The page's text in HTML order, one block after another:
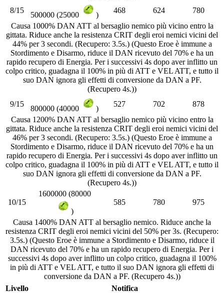
8/15
500000 (25000 )
468 624
780
Causa 1000% DAN ATT al bersaglio nemico più vicino entro la
gittata. Riduce anche la resistenza CRIT degli eroi nemici vicini del
44% per 3 secondi. (Recupero: 3.5s.) (Questo Eroe è immune a
Stordimento e Disarmo, riduce il DAN ricevuto del 70% e ha un
rapido recupero di Energia. Per i successivi 4s dopo aver inflitto un
colpo critico, guadagna il 100% in più di ATT e VEL ATT, e tutto il
suo DAN ignora gli effetti di conversione da DAN a PF.
(Recupero 4s.))
9/15
800000 (40000 )
527 702
878
Causa 1200% DAN ATT al bersaglio nemico più vicino entro la
gittata. Riduce anche la resistenza CRIT degli eroi nemici vicini del
46% per 3 secondi. (Recupero: 3.5s.) (Questo Eroe è immune a
Stordimento e Disarmo, riduce il DAN ricevuto del 70% e ha un
rapido recupero di Energia. Per i successivi 4s dopo aver inflitto un
colpo critico, guadagna il 100% in più di ATT e VEL ATT, e tutto il
suo DAN ignora gli effetti di conversione da DAN a PF.
(Recupero 4s.))
10/15
1600000 (80000
)
585 780 975
Causa 1400% DAN ATT al bersaglio nemico. Riduce anche la
resistenza CRIT degli eroi nemici vicini del 50% per 3s. (Recupero:
3.5s.) (Questo Eroe è immune a Stordimento e Disarmo, riduce il
DAN ricevuto del 70% e ha un rapido recupero di Energia. Per i
successivi 4s dopo aver inflitto un colpo critico, guadagna il 100%
in più di ATT e VEL ATT, e tutto il suo DAN ignora gli effetti di
conversione da DAN a PF. (Recupero 4s.))
Livello
Notifica